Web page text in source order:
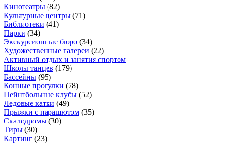
Кинотеатры (82)
Культурные центры (71)
Библиотеки (41)
Парки (34)
Экскурсионные бюро (34)
Художественные галереи (22)
Активный отдых и занятия спортом
Школы танцев (179)
Бассейны (95)
Конные прогулки (78)
Пейнтбольные клубы (52)
Ледовые катки (49)
Прыжки с парашютом (35)
Скалодромы (30)
Тиры (30)
Картинг (23)